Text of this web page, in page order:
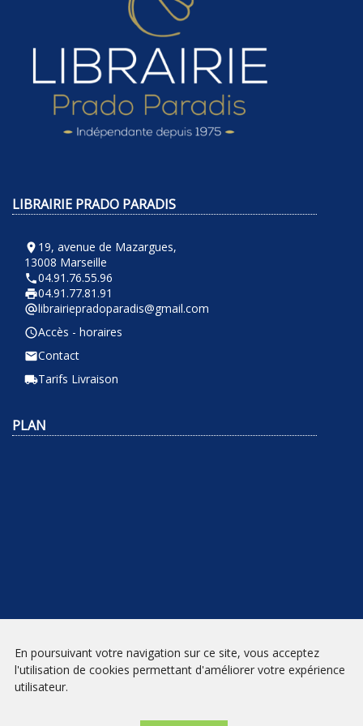
LIBRAIRIE PRADO PARADIS
room 19, avenue de Mazargues,
13008 Marseille
phone04.91.76.55.96
local_printshop04.91.77.81.91
alternate_emaillibrairiepradoparadis@gmail.com
query_builderAccès - horaires
emailContact
local_shippingTarifs Livraison
PLAN
NEWSLETTER
En poursuivant votre navigation sur ce site, vous acceptez
l'utilisation de cookies permettant d'améliorer votre expérience
utilisateur.